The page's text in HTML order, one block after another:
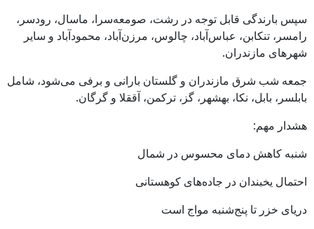
سپس بارندگی قابل توجه در رشت، صومعه‌سرا، ماسال، رودسر،
رامسر، تنکابن، عباس‌آباد، چالوس، مرزن‌آباد، محمودآباد و سایر
شهرهای مازندران.
جمعه شب شرق مازندران و گلستان بارانی و برفی می‌شود، شامل
بابلسر، بابل، نکا، بهشهر، گز، ترکمن، آققلا و گرگان.
هشدار مهم:
شنبه کاهش دمای محسوس در شمال
احتمال یخبندان در جاده‌های کوهستانی
دریای خزر تا پنج‌شنبه مواج است